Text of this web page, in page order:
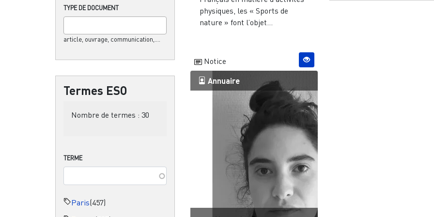
TYPE DE DOCUMENT
article, ouvrage, communication,....
Termes ESO
Nombre de termes : 30
TERME
Paris(457)
physiques, les « Sports de
nature » font l’objet...
Notice
Annuaire